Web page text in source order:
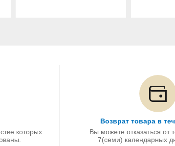
которых
Возврат товара в
Вы можете отказаться от
7(семи) календарных